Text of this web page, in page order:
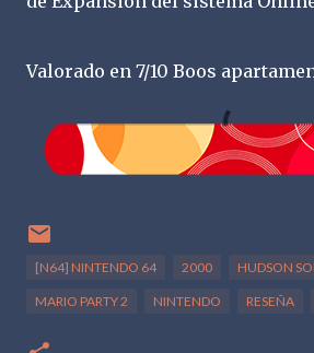
Valorado en 7/10 Boos
[N64] NINTENDO 64 2000 HUDSON
MARIO PARTY 2 NINTENDO RESEÑA